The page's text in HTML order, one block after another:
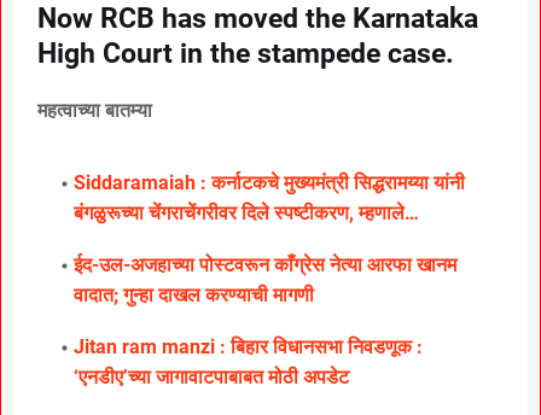
Now RCB has moved the Karnataka
High Court in the stampede case.
महत्वाच्या बातम्या
Siddaramaiah : कर्नाटकचे मुख्यमंत्री सिद्धरामय्या यांनी
बंगळुरूच्या चेंगराचेंगरीवर दिले स्पष्टीकरण, म्हणाले…
ईद-उल-अजहाच्या पोस्टवरून काँग्रेस नेत्या आरफा खानम
वादात; गुन्हा दाखल करण्याची मागणी
Jitan ram manzi : बिहार विधानसभा निवडणूक :
‘एनडीए’च्या जागावाटपाबाबत मोठी अपडेट